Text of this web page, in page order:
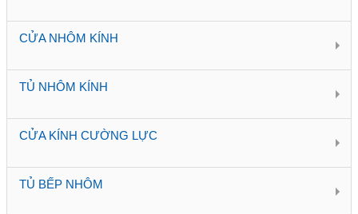
CỬA NHÔM KÍNH
TỦ NHÔM KÍNH
CỬA KÍNH CƯỜNG LỰC
TỦ BẾP NHÔM